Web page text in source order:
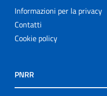
Informazioni per la privacy
Contatti
Cookie policy
PNRR